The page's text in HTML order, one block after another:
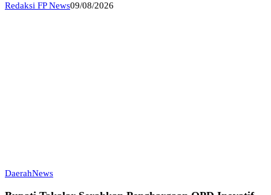
Redaksi FP News09/08/2026
DaerahNews